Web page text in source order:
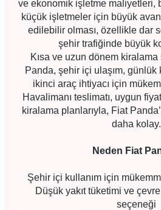
ve ekonomik işletme maliyetleri,
küçük işletmeler için büyük
edilebilir olması, özellikle dar
şehir trafiğinde büyük
Kısa ve uzun dönem
Panda, şehir içi ulaşım, günlük
ikinci araç ihtiyacı için
Havalimanı teslimatı, uygun
kiralama planlarıyla, Fiat
daha kolay.
Neden Fiat
Şehir içi kullanım için
Düşük yakıt tüketimi ve
seçeneği